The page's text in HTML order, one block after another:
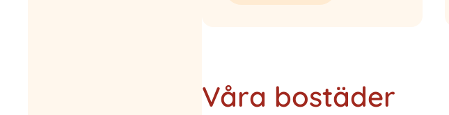
Våra bostäder